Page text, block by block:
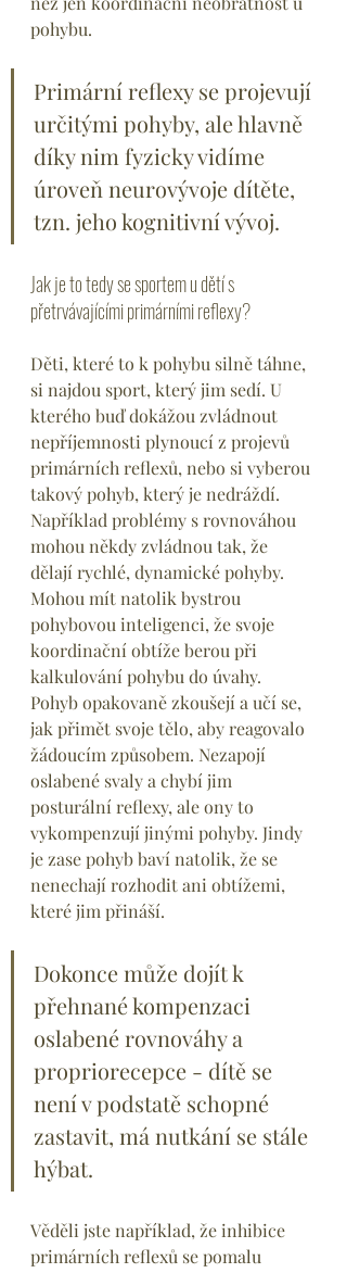
pohybu.
Primární reflexy se projevují
určitými pohyby, ale hlavně
díky nim fyzicky vidíme
úroveň neurovývoje dítěte,
tzn. jeho kognitivní vývoj.
Jak je to tedy se sportem u dětí s
přetrvávajícími primárními reflexy?
Děti, které to k pohybu silně táhne,
si najdou sport, který jim sedí. U
kterého buď dokážou zvládnout
nepříjemnosti plynoucí z projevů
primárních reflexů, nebo si vyberou
takový pohyb, který je nedráždí.
Například problémy s rovnováhou
mohou někdy zvládnou tak, že
dělají rychlé, dynamické pohyby.
Mohou mít natolik bystrou
pohybovou inteligenci, že svoje
koordinační obtíže berou při
kalkulování pohybu do úvahy.
Pohyb opakovaně zkoušejí a učí se,
jak přimět svoje tělo, aby reagovalo
žádoucím způsobem. Nezapojí
oslabené svaly a chybí jim
posturální reflexy, ale ony to
vykompenzují jinými pohyby. Jindy
je zase pohyb baví natolik, že se
nenechají rozhodit ani obtížemi,
které jim přináší.
Dokonce může dojít k
přehnané kompenzaci
oslabené rovnováhy a
propriorecepce - dítě se
není v podstatě schopné
zastavit, má nutkání se stále
hýbat.
Věděli jste například, že inhibice
primárních reflexů se pomalu